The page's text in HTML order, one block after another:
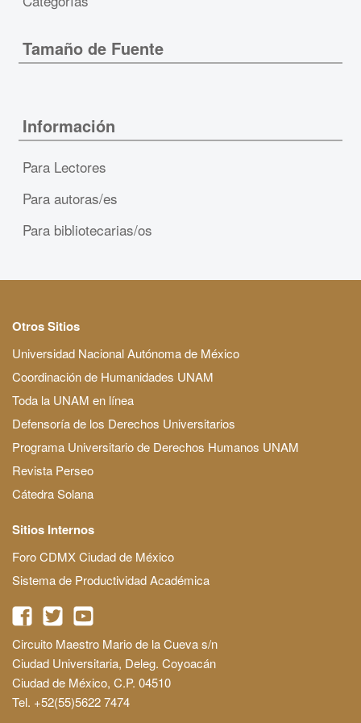
Tamaño de Fuente
Información
Para Lectores
Para autoras/es
Para bibliotecarias/os
Otros Sitios
Universidad Nacional Autónoma de México
Coordinación de Humanidades UNAM
Toda la UNAM en línea
Defensoría de los Derechos Universitarios
Programa Universitario de Derechos Humanos UNAM
Revista Perseo
Cátedra Solana
Sitios Internos
Foro CDMX Ciudad de México
Sistema de Productividad Académica
Circuito Maestro Mario de la Cueva s/n
Ciudad Universitaria, Deleg. Coyoacán
Ciudad de México, C.P. 04510
Tel. +52(55)5622 7474